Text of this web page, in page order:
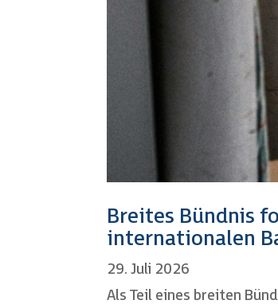
Breites Bündnis
internationalen
29. Juli 2026
Als Teil eines breiten